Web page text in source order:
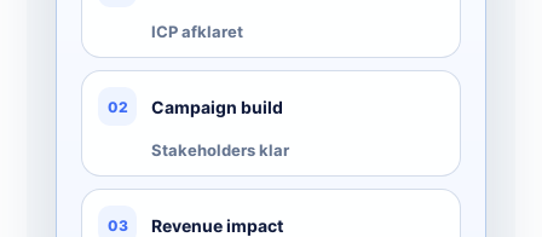
ICP afklaret
02 Campaign build
Stakeholders klar
03 Revenue impact